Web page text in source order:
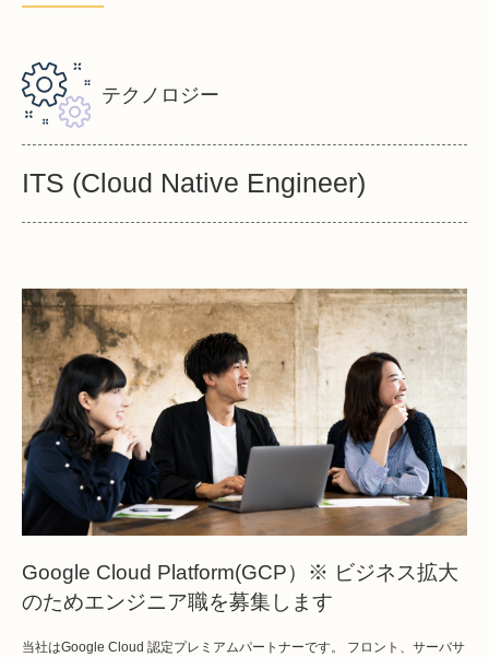
テクノロジー
ITS (Cloud Native Engineer)
Google Cloud Platform(GCP）※ ビジネス拡大
のためエンジニア職を募集します
当社はGoogle Cloud 認定プレミアムパートナーです。 フロント、サーバサ